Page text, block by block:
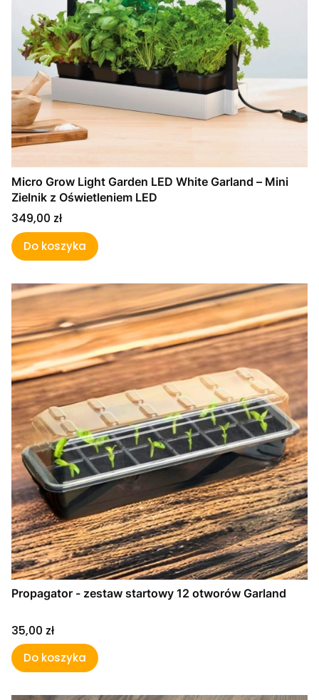
Micro Grow Light Garden LED White Garland – Mini
Zielnik z Oświetleniem LED
Cena
349,00 zł
Do koszyka
Propagator - zestaw startowy 12 otworów Garland
Cena
35,00 zł
Do koszyka